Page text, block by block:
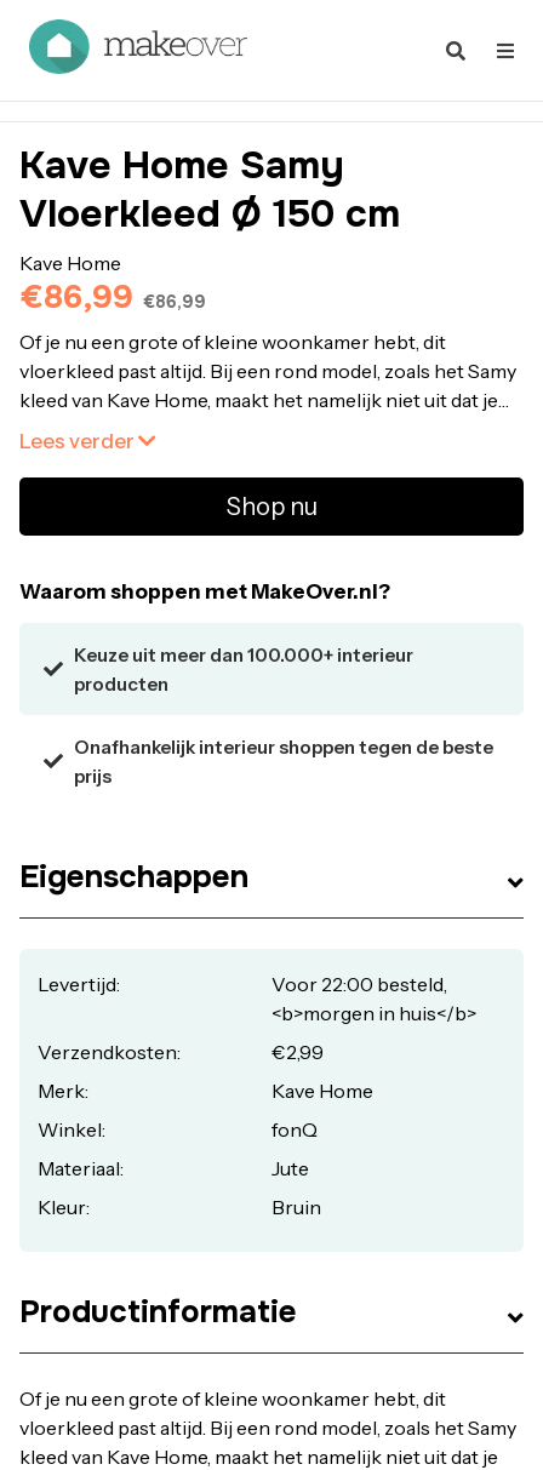
Kave Home Samy
Vloerkleed Ø 150 cm
Kave Home
€86,99 €86,99
Of je nu een grote of kleine woonkamer hebt, dit
vloerkleed past altijd. Bij een rond model, zoals het Samy
kleed van Kave Home, maakt het namelijk niet uit dat je
bank er maar deels overheen staat. Dit geeft de ruimte
Vloerkleed Ø 150 cm online bij fonQ. Alle Kave Home
Kleden uit voorraad leverbaar. Voor 22:00 besteld,
Lees verder
Shop nu
Waarom shoppen met MakeOver.nl?
Keuze uit meer dan 100.000+ interieur
producten
Onafhankelijk interieur shoppen tegen de beste
prijs
Eigenschappen
Levertijd:
Voor 22:00 besteld,
<b>morgen in huis</b>
Verzendkosten:
€2,99
Merk:
Kave Home
Winkel:
fonQ
Materiaal:
Jute
Kleur:
Bruin
Productinformatie
Of je nu een grote of kleine woonkamer hebt, dit
vloerkleed past altijd. Bij een rond model, zoals het Samy
kleed van Kave Home, maakt het namelijk niet uit dat je